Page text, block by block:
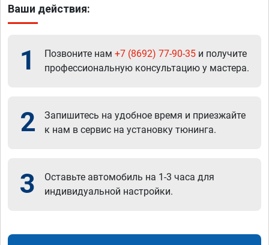
Ваши действия:
1 Позвоните нам +7 (8692) 77-90-35 и получите
профессиональную консультацию у мастера.
2
Запишитесь на удобное время и приезжайте
к нам в сервис на установку тюнинга.
3
Оставьте автомобиль на 1-3 часа для
индивидуальной настройки.